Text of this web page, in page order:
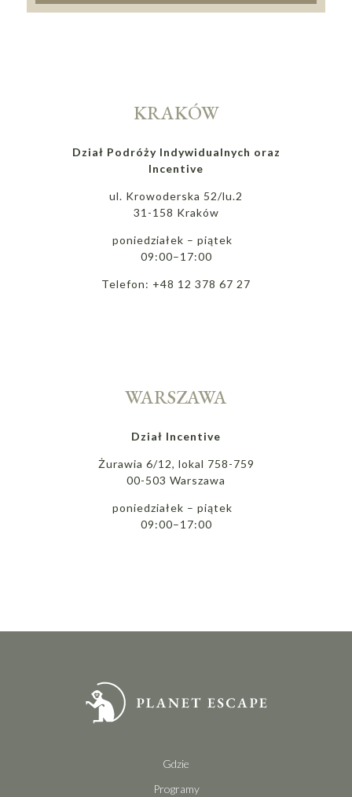
KRAKÓW
Dział Podróży Indywidualnych oraz
Incentive
ul. Krowoderska 52/lu.2
31-158 Kraków
poniedziałek – piątek
09:00–17:00
Telefon: +48 12 378 67 27
WARSZAWA
Dział Incentive
Żurawia 6/12, lokal 758-759
00-503 Warszawa
poniedziałek – piątek
09:00–17:00
Gdzie
Programy